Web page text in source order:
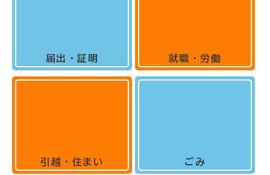
届出・証明
引越・住まい
就職・労働
ごみ